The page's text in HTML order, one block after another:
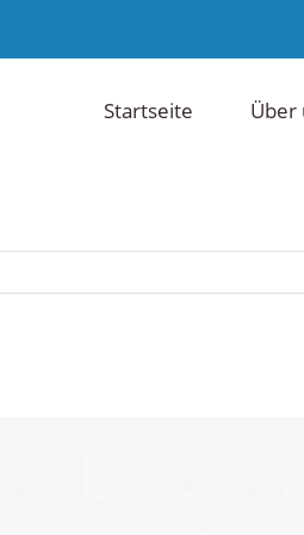
Startseite Über